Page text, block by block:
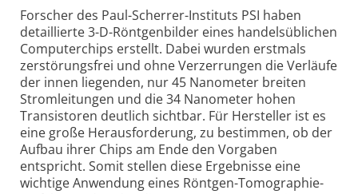
Forscher des Paul-Scherrer-Instituts PSI haben
detail­lierte 3-D-Röntgen­bilder eines handels­üblichen
Computerchips erstellt. Dabei wurden erstmals
zerstörungs­frei und ohne Verzer­rungen die Verläufe
der innen liegenden, nur 45 Nanometer breiten
Strom­leitungen und die 34 Nanometer hohen
Transis­toren deutlich sichtbar. Für Hersteller ist es
eine große Heraus­forderung, zu bestimmen, ob der
Aufbau ihrer Chips am Ende den Vorgaben
entspricht. Somit stellen diese Ergebnisse eine
wichtige Anwendung eines Röntgen-Tomo­graphie­